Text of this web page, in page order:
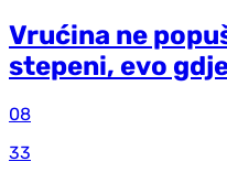
Vrućina ne
stepeni, evo
08
33